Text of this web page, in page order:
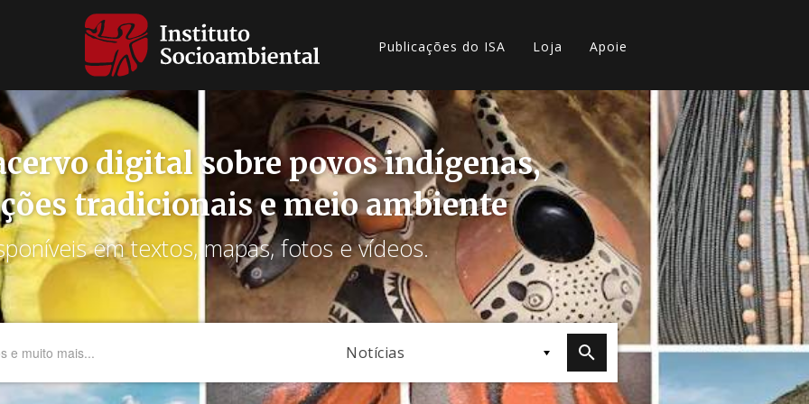
Publicações do ISA Loja Apoie
digital sobre povos indígenas,
tradicionais e meio ambiente
em textos, mapas, fotos e vídeos.
Notícias